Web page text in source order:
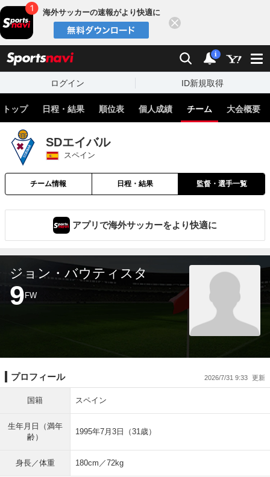
海外サッカーの速報がより快適に
検索 通知
i
ログイン ID新規取得
トップ 日程・結果 順位表 個人成績 チーム 大会概要
SDエイバル
スペイン
チーム情報 日程・結果 監督・選手一覧
アプリで海外サッカーをより快適に
ジョン・バウティスタ
9 FW
プロフィール 2026/7/31 9:33
国籍 スペイン
生年月日（満年
齢）
1995年7月3日（31歳）
身長／体重 180cm／72kg